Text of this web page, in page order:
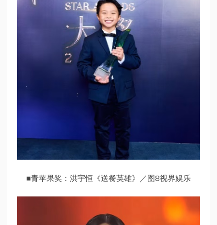
■青苹果奖：洪宇恒《送餐英雄》／图8视界娱乐